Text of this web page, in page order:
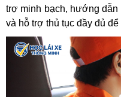
trợ minh bạch, hướng dẫn
và hỗ trợ thủ tục đầy đủ